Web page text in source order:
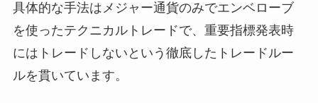
具体的な手法はメジャー通貨のみでエンベローブ
を使ったテクニカルトレードで、重要指標発表時
にはトレードしないという徹底したトレードルー
ルを貫いています。